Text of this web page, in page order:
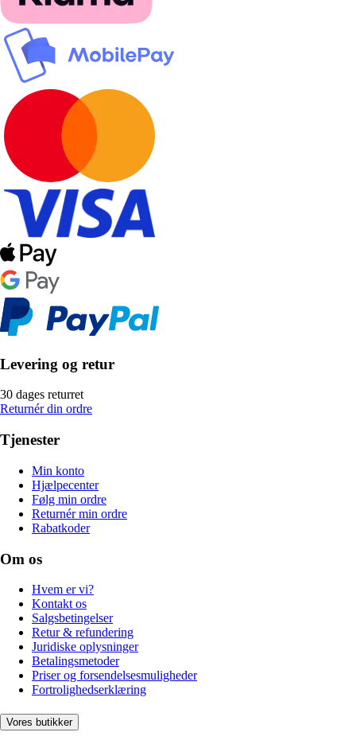
Levering og retur
30 dages returret
Returnér din ordre
Tjenester
Min konto
Hjælpecenter
Følg min ordre
Returnér min ordre
Rabatkoder
Om os
Hvem er vi?
Kontakt os
Salgsbetingelser
Retur & refundering
Juridiske oplysninger
Betalingsmetoder
Priser og forsendelsesmuligheder
Fortrolighedserklæring
Vores butikker